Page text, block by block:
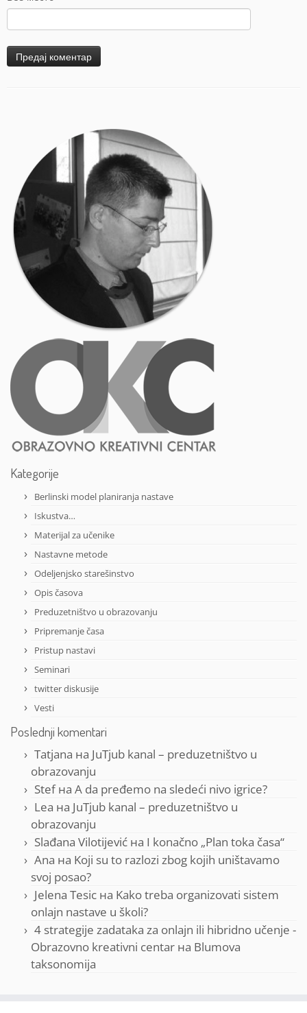
Kategorije
Berlinski model planiranja nastave
Iskustva…
Materijal za učenike
Nastavne metode
Odeljenjsko starešinstvo
Opis časova
Preduzetništvo u obrazovanju
Pripremanje časa
Pristup nastavi
Seminari
twitter diskusije
Vesti
Poslednji komentari
Tatjana на JuTjub kanal – preduzetništvo u
obrazovanju
Stefна A da pređemo na sledeći nivo igrice?
Lea на JuTjub kanal – preduzetništvo u
obrazovanju
Slađana Vilotijević на I konačno „Plan toka časa“
Ana на Koji su to razlozi zbog kojih uništavamo
svoj posao?
Jelena Tesic на Kako treba organizovati sistem
onlajn nastave u školi?
4 strategije zadataka za onlajn ili hibridno učenje -
Obrazovno kreativni centar на Blumova
taksonomija